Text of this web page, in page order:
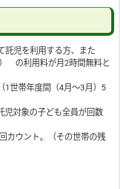
託児を利用する方、また
の利用料が月2時間無料と
1世帯年度間（4月～3月）5
対象の子ども全員が回数
カウント。（その世帯の残